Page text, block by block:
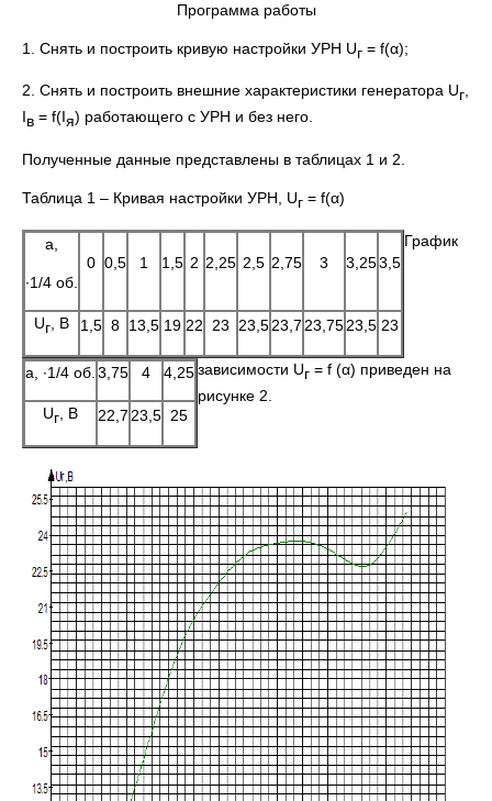
Программа работы
1. Снять и построить кривую настройки УРН Uг = f(α);
2. Снять и построить внешние характеристики генератора Uг,
Iв = f(Iя) работающего с УРН и без него.
Полученные данные представлены в таблицах 1 и 2.
Таблица 1 – Кривая настройки УРН, Uг = f(α)
a,
∙1/4 об.
0 0,5 1 1,5 2 2,25 2,5 2,75 3 3,253,5
Uг , В 1,5 8 13,5 19 22 23 23,523,7 23,7523,5 23
a, ∙1/4 об. 3,75 4 4,25
Uг , В 22,7 23,5 25
График
зависимости Uг = f (α) приведен на
рисунке 2.